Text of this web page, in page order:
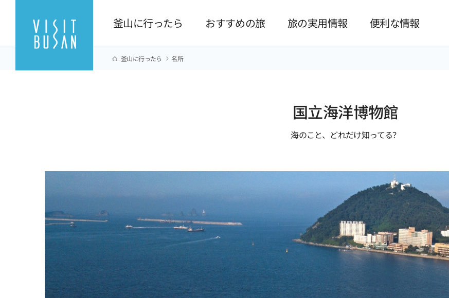
釜山に行ったら おすすめの旅 旅の実用情報 便利な情報
釜山に行ったら 名所
国立海洋博物館
海のこと、どれだけ知ってる？